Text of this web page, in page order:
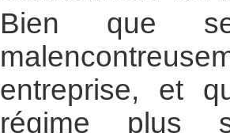
Bien que
entreprise, et
régime plus